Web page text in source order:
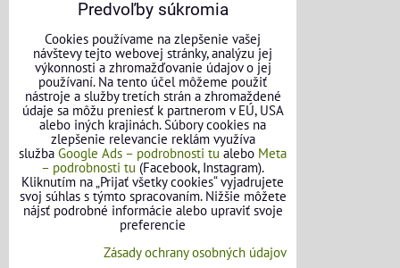
O nás
Kontakt
Požičovňa náradia
Názory našich zákazníkov
Mapa stránok
SLEDUJTE NÁS
Predvoľby súkromia
Cookies používame na zlepšenie vašej
návštevy tejto webovej stránky, analýzu jej
výkonnosti a zhromažďovanie údajov o jej
používaní. Na tento účel môžeme použiť
nástroje a služby tretích strán a zhromaždené
údaje sa môžu preniesť k partnerom v EÚ, USA
alebo iných krajinách. Súbory cookies na
zlepšenie relevancie reklám využíva
služba Google Ads – podrobnosti tu alebo Meta
– podrobnosti tu (Facebook, Instagram).
Kliknutím na „Prijať všetky cookies“ vyjadrujete
svoj súhlas s týmto spracovaním. Nižšie môžete
nájsť podrobné informácie alebo upraviť svoje
preferencie
Zásady ochrany osobných údajov